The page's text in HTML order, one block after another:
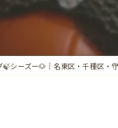
シーズー🐶｜名東区・千種区・